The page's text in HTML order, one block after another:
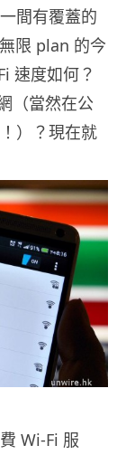
間有覆蓋的
限 plan 的今
速度如何？
（當然在公
）？現在就
Wi-Fi 服